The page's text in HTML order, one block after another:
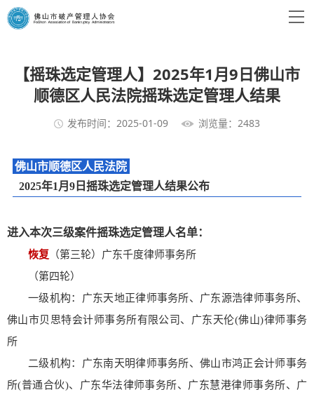
【摇珠选定管理人】2025年1月9日佛山市
顺德区人民法院摇珠选定管理人结果
发布时间：2025-01-09 浏览量：2483
佛山市顺德区人民法院
2025年1月9日摇珠选定管理人结果公布
进入本次三级案件摇珠选定管理人名单：
恢复
（第三轮）广东千度律师事务所
（第四轮）
一级机构：广东天地正律师事务所、广东源浩律师事务所、
佛山市贝思特会计师事务所有限公司、广东天伦(佛山)律师事务
所
二级机构：广东南天明律师事务所、佛山市鸿正会计师事务
所(普通合伙)、广东华法律师事务所、广东慧港律师事务所、广